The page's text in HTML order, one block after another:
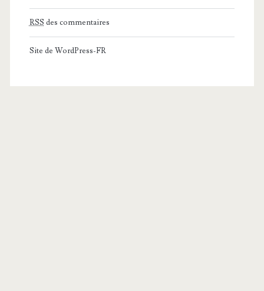
RSS des commentaires
Site de WordPress-FR